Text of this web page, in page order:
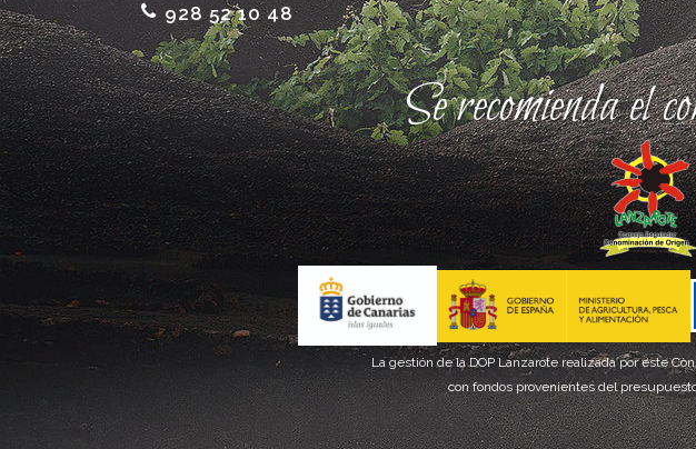
928 52 10 48
Se recomienda el
La gestión de la DOP Lanzarote realizada por este
con fondos provenientes del